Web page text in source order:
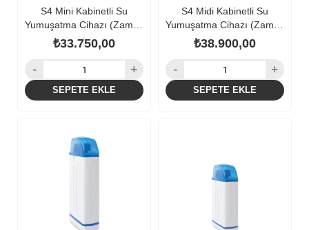
S4 Mini Kabinetli Su
Yumuşatma Cihazı (Zaman
Kontrollü)
₺33.750,00
SEPETE EKLE
S4 Midi Kabinetli Su
Yumuşatma Cihazı (Zaman
Kontrollü)
₺38.900,00
SEPETE EKLE